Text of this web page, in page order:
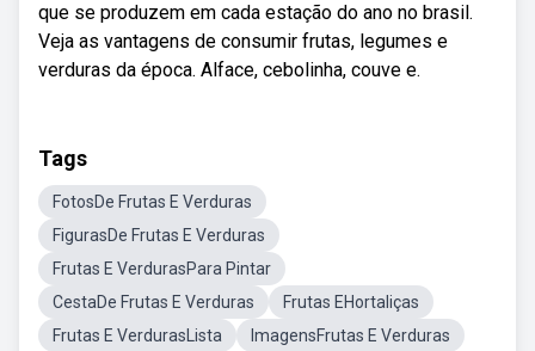
que se produzem em cada estação do ano no brasil.
Veja as vantagens de consumir frutas, legumes e
verduras da época. Alface, cebolinha, couve e.
Tags
FotosDe Frutas E Verduras
FigurasDe Frutas E Verduras
Frutas E VerdurasPara Pintar
CestaDe Frutas E Verduras
Frutas EHortaliças
Frutas E VerdurasLista
ImagensFrutas E Verduras